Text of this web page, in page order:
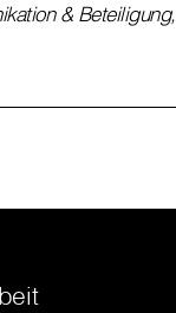
& Beteiligung,